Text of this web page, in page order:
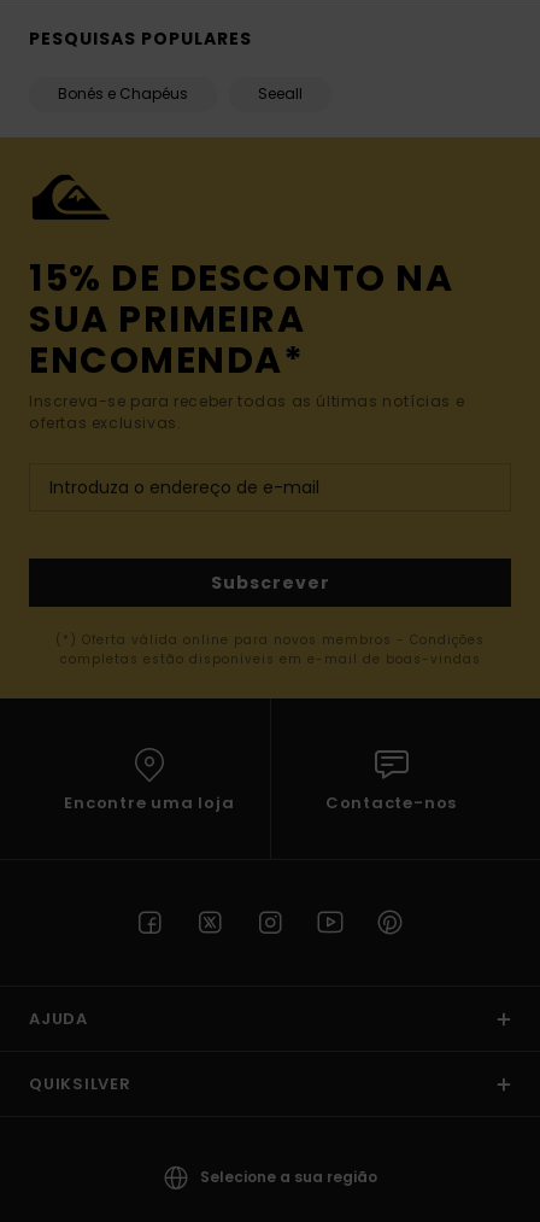
PESQUISAS POPULARES
Bonés e Chapéus Seeall
15% DE DESCONTO NA
SUA PRIMEIRA
ENCOMENDA*
Inscreva-se para receber todas as últimas notícias e
ofertas exclusivas.
Subscrever
(*) Oferta válida online para novos membros - Condições
completas estão disponíveis em e-mail de boas-vindas
Encontre uma loja Contacte-nos
AJUDA
QUIKSILVER
Selecione a sua região